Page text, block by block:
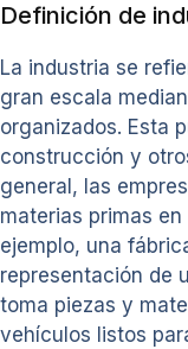
Definición de
La industria se
gran escala
organizados. Esta
construcción y
general, las
materias primas
ejemplo, una
representación de
toma piezas y
vehículos listos